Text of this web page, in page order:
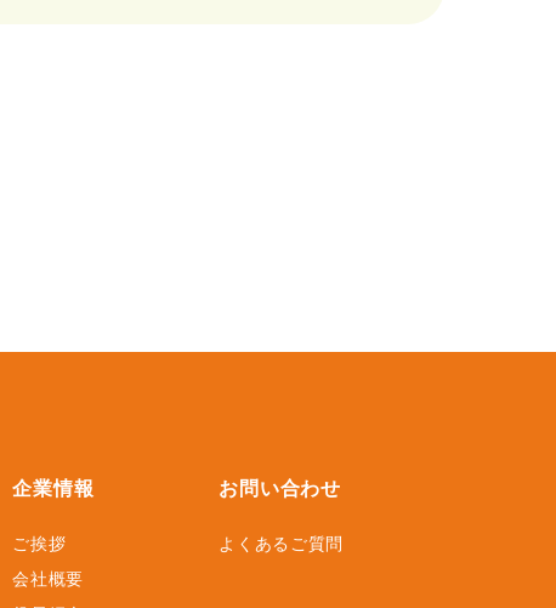
企業情報
ご挨拶
会社概要
お問い合わせ
よくあるご質問